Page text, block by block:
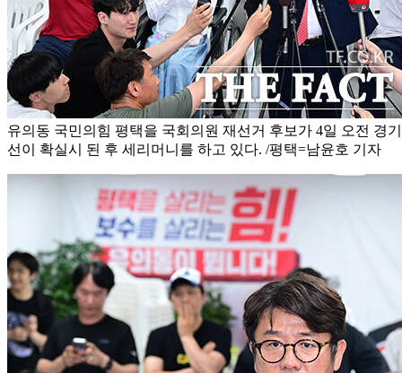
유의동 국민의힘 평택을 국회의원 재선거 후보가 4일 오전 경
선이 확실시 된 후 세리머니를 하고 있다. /평택=남윤호 기자